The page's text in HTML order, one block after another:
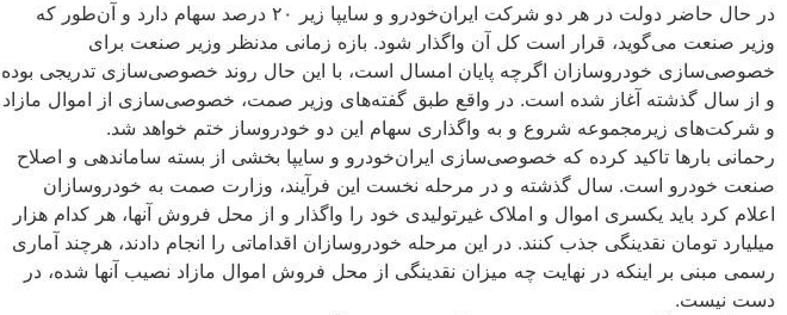
در حال حاضر دولت در هر دو شرکت ایران‌خودرو و سایپا زیر ۲۰ درصد سهام دارد و آن‌طور که
وزیر صنعت می‌گوید، قرار است کل آن واگذار شود. بازه زمانی مدنظر وزیر صنعت برای
خصوصی‌سازی خودروسازان اگرچه پایان امسال است، با این حال روند خصوصی‌سازی تدریجی بوده
و از سال گذشته آغاز شده است. در واقع طبق گفته‌های وزیر صمت، خصوصی‌سازی از اموال مازاد
و شرکت‌های زیرمجموعه شروع و به واگذاری سهام این دو خودروساز ختم خواهد شد.
رحمانی بارها تاکید کرده که خصوصی‌سازی ایران‌خودرو و سایپا بخشی از بسته ساماندهی و اصلاح
صنعت خودرو است. سال گذشته و در مرحله نخست این فرآیند، وزارت صمت به خودروسازان
اعلام کرد باید یکسری اموال و املاک غیر‌تولیدی خود را واگذار و از محل فروش آنها، هر کدام هزار
میلیارد تومان نقدینگی جذب کنند. در این مرحله خودروسازان اقداماتی را انجام دادند، هرچند آماری
رسمی مبنی بر اینکه در نهایت چه میزان نقدینگی از محل فروش اموال مازاد نصیب آنها شده، در
دست نیست.